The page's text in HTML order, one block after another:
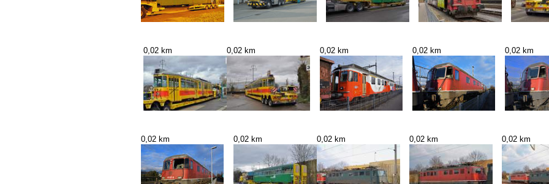
0,02 km 0,02 km 0,02 km 0,02 km 0,02 km
0,02 km 0,02 km 0,02 km 0,02 km 0,02 km